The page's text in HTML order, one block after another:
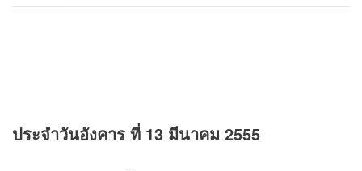
ประจำวันอังคาร ที่ 13 มีนาคม 2555